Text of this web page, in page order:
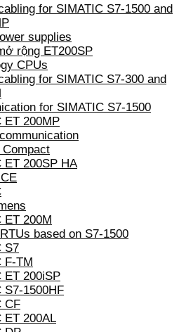
for SIMATIC S7-1500 and
supplies
rộng ET200SP
CPUs
for SIMATIC S7-300 and
for SIMATIC S7-1500
ET 200MP
Compact
ET 200SP HA
ET 200M
based on S7-1500
S7
F-TM
ET 200iSP
S7-1500HF
CF
ET 200AL